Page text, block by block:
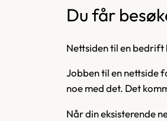
Du får
Nettsiden til en
Jobben til en nettside
noe med det. Det
Når din eksisterende